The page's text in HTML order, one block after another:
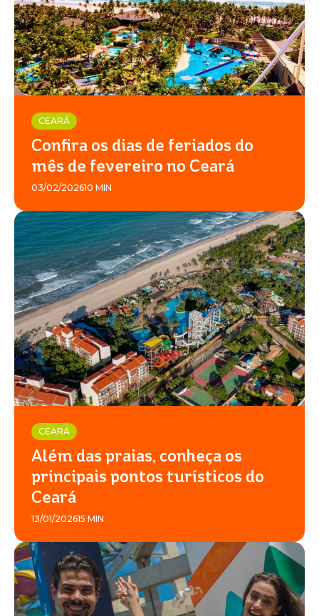
CEARÁ
Confira os dias de feriados do
mês de fevereiro no Ceará
03/02/202610 MIN
CEARÁ
Além das praias, conheça os
principais pontos turísticos do
Ceará
13/01/202615 MIN